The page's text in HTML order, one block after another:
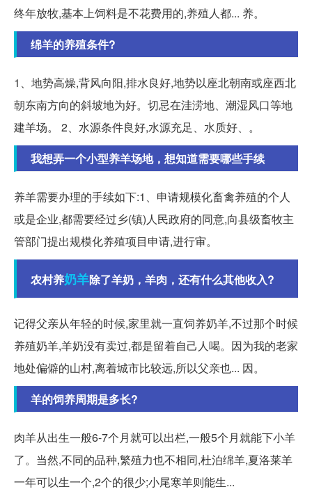
终年放牧,基本上饲料是不花费用的,养殖人都... 养。
绵羊的养殖条件?
1、地势高燥,背风向阳,排水良好,地势以座北朝南或座西北
朝东南方向的斜坡地为好。切忌在洼涝地、潮湿风口等地
建羊场。 2、水源条件良好,水源充足、水质好、。
我想弄一个小型养羊场地，想知道需要哪些手续
养羊需要办理的手续如下:1、申请规模化畜禽养殖的个人
或是企业,都需要经过乡(镇)人民政府的同意,向县级畜牧主
管部门提出规模化养殖项目申请,进行审。
农村养奶羊除了羊奶，羊肉，还有什么其他收入?
记得父亲从年轻的时候,家里就一直饲养奶羊,不过那个时候
养殖奶羊,羊奶没有卖过,都是留着自己人喝。因为我的老家
地处偏僻的山村,离着城市比较远,所以父亲也... 因。
羊的饲养周期是多长?
肉羊从出生一般6-7个月就可以出栏,一般5个月就能下小羊
了。当然,不同的品种,繁殖力也不相同,杜泊绵羊,夏洛莱羊
一年可以生一个,2个的很少;小尾寒羊则能生...